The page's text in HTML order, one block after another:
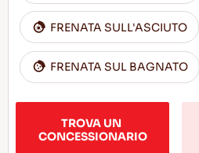
FRENATA SULL'ASCIUTO
FRENATA SUL BAGNATO
TROVA UN
CONCESSIONARIO